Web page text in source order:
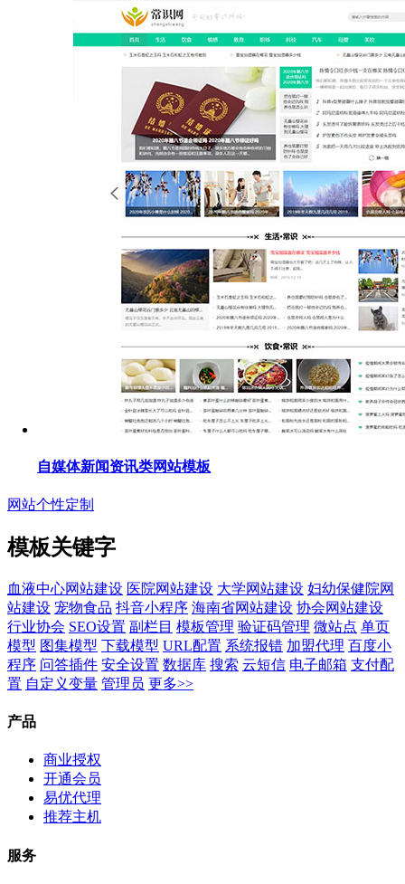
自媒体新闻资讯类网站模板
网站个性定制
模板关键字
血液中心网站建设 医院网站建设 大学网站建设 妇幼保健院网
站建设 宠物食品 抖音小程序 海南省网站建设 协会网站建设
行业协会 SEO设置 副栏目 模板管理 验证码管理 微站点 单页
模型 图集模型 下载模型 URL配置 系统报错 加盟代理 百度小
程序 问答插件 安全设置 数据库 搜索 云短信 电子邮箱 支付配
置 自定义变量 管理员 更多>>
产品
商业授权
开通会员
易优代理
推荐主机
服务